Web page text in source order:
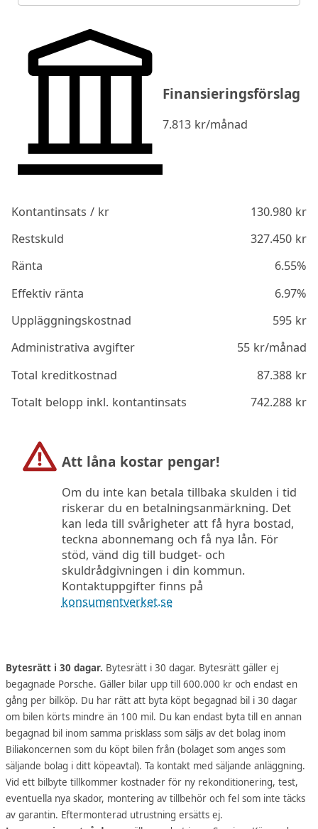
Finansieringsförslag
7.813 kr/månad
Kontantinsats / kr 130.980kr
Restskuld
327.450kr
Ränta
6.55%
Effektiv ränta
6.97%
Uppläggningskostnad
595kr
Administrativa avgifter
55kr/månad
Total kreditkostnad
87.388kr
Totalt belopp inkl. kontantinsats
742.288kr
Att låna kostar pengar!
Om du inte kan betala tillbaka skulden i tid
riskerar du en betalningsanmärkning. Det
kan leda till svårigheter att få hyra bostad,
teckna abonnemang och få nya lån. För
stöd, vänd dig till budget- och
skuldrådgivningen i din kommun.
Kontaktuppgifter finns på
konsumentverket.se
Bytesrätt i 30 dagar. Bytesrätt i 30 dagar. Bytesrätt gäller ej
begagnade Porsche. Gäller bilar upp till 600.000 kr och endast en
gång per bilköp. Du har rätt att byta köpt begagnad bil i 30 dagar
om bilen körts mindre än 100 mil. Du kan endast byta till en annan
begagnad bil inom samma prisklass som säljs av det bolag inom
Biliakoncernen som du köpt bilen från (bolaget som anges som
säljande bolag i ditt köpeavtal). Ta kontakt med säljande anläggning.
Vid ett bilbyte tillkommer kostnader för ny rekonditionering, test,
eventuella nya skador, montering av tillbehör och fel som inte täcks
av garantin. Eftermonterad utrustning ersätts ej.